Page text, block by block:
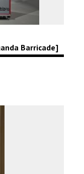
Barricade]